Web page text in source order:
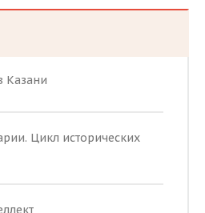
Казани
Цикл исторических